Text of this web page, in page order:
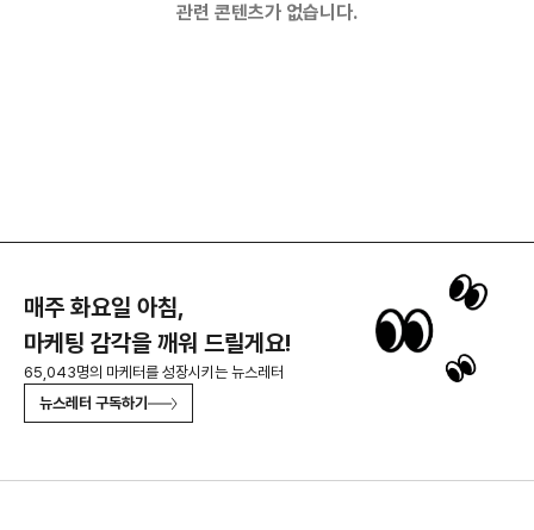
관련 콘텐츠가 없습니다.
매주 화요일 아침,
마케팅 감각을 깨워 드릴게요!
65,043명의 마케터를 성장시키는 뉴스레터
뉴스레터 구독하기